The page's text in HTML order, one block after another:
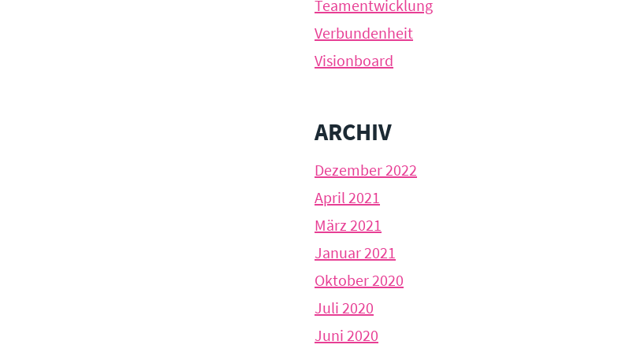
Teamentwicklung
Verbundenheit
Visionboard
ARCHIV
Dezember 2022
April 2021
März 2021
Januar 2021
Oktober 2020
Juli 2020
Juni 2020